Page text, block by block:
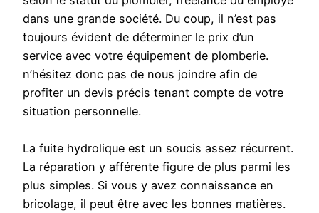
dans une grande société. Du coup, il n’est pas
toujours évident de déterminer le prix d’un
service avec votre équipement de plomberie.
n’hésitez donc pas de nous joindre afin de
profiter un devis précis tenant compte de votre
situation personnelle.
La fuite hydrolique est un soucis assez récurrent.
La réparation y afférente figure de plus parmi les
plus simples. Si vous y avez connaissance en
bricolage, il peut être avec les bonnes matières.